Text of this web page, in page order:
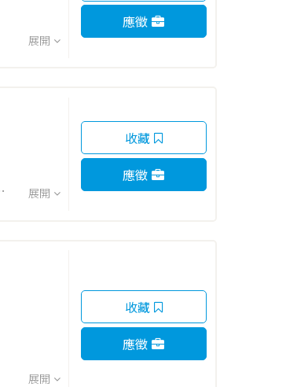
展開
應徵
展開
收藏
應徵
展開
收藏
應徵